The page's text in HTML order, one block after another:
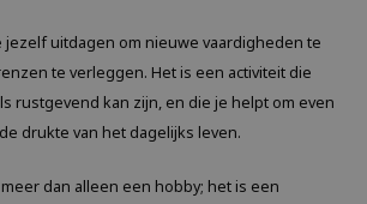
uitdagen om nieuwe vaardigheden te
te verleggen. Het is een activiteit die
rustgevend kan zijn, en die je helpt om even
drukte van het dagelijks leven.
dan alleen een hobby; het is een